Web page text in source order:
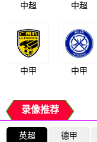
中超 中超
中甲 中甲
录像推荐
英超 德甲